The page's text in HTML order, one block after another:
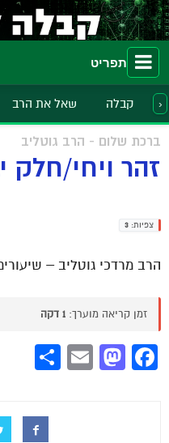
תפריט
קבלה שאל את הרב ›
ברכת שלום - הרב גוטליב
זהר ויחי/חלק
צפיות: 3
הרב מרדכי גוטליב –
זמן קריאה מוערך: 1 דקה
Facebook
Mastodon
Email